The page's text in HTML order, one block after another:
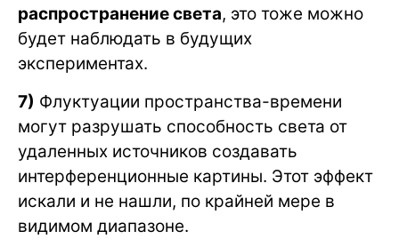
распространение света, это тоже можно
будет наблюдать в будущих
экспериментах.
7) Флуктуации пространства-времени
могут разрушать способность света от
удаленных источников создавать
интерференционные картины. Этот эффект
искали и не нашли, по крайней мере в
видимом диапазоне.